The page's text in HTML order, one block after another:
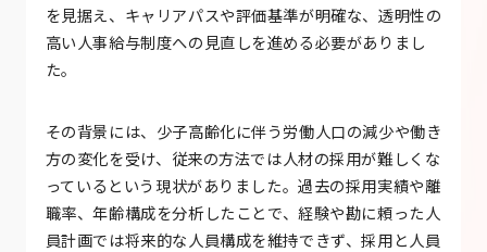
を見据え、キャリアパスや評価基準が明確な、透明性の
高い人事給与制度への見直しを進める必要がありまし
た。
その背景には、少子高齢化に伴う労働人口の減少や働き
方の変化を受け、従来の方法では人材の採用が難しくな
っているという現状がありました。過去の採用実績や離
職率、年齢構成を分析したことで、経験や勘に頼った人
員計画では将来的な人員構成を維持できず、採用と人員